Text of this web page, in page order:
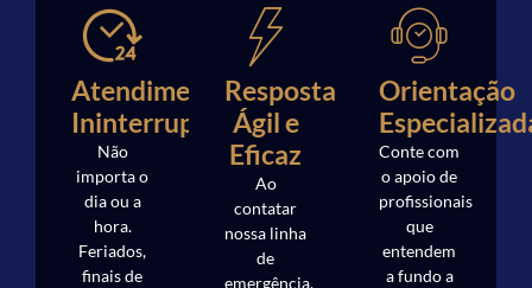
Atendimento
Ininterrupto
Não
importa o
dia ou a
hora.
Feriados,
finais de
Resposta
Ágil e
Eficaz
Ao
contatar
nossa linha
de
emergência,
Orientação
Conte com
o apoio de
profissionais
que
entendem
a fundo a